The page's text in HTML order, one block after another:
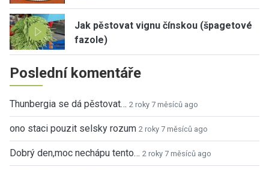
Jak pěstovat vignu čínskou (špagetové
fazole)
Poslední komentáře
Thunbergia se dá pěstovat… 2 roky 7 měsíců ago
ono staci pouzit selsky rozum 2 roky 7 měsíců ago
Dobrý den,moc nechápu tento… 2 roky 7 měsíců ago